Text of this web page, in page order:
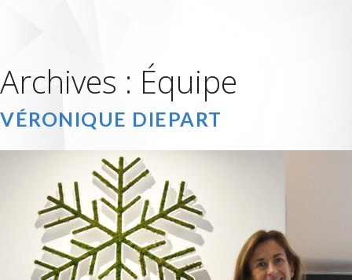
Archives : Équipe
VÉRONIQUE DIEPART